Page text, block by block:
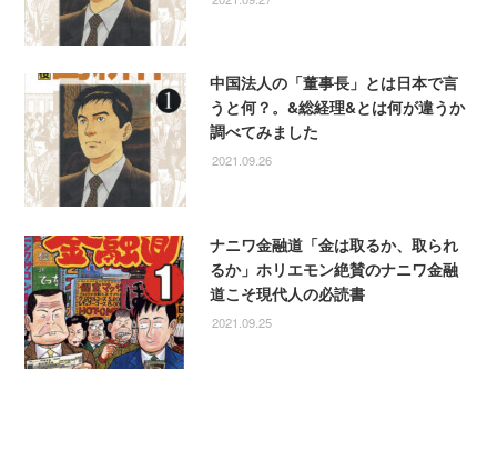
中国法人の「董事長」とは日本で言
うと何？。&総経理&とは何が違うか
調べてみました
2021.09.26
ナニワ金融道「金は取るか、取られ
るか」ホリエモン絶賛のナニワ金融
道こそ現代人の必読書
2021.09.25